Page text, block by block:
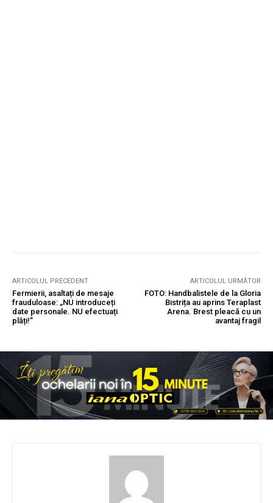
ARTICOLUL PRECEDENT
Fermierii, asaltați de mesaje
frauduloase: „NU introduceți
date personale. NU efectuați
plăți!”
ARTICOLUL URMĂTOR
FOTO: Handbalistele de la Gloria
Bistrița au aprins Teraplast
Arena. Brest pleacă cu un
avantaj fragil